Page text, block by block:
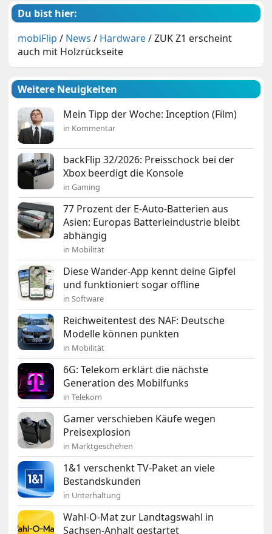
Du bist hier:
mobiFlip / News / Hardware/ZUK Z1 erscheint
auch mit Holzrückseite
Weitere Neuigkeiten
Mein Tipp der Woche: Inception (Film)
in Kommentar
backFlip 32/2026: Preisschock bei der
Xbox beerdigt die Konsole
in Gaming
77 Prozent der E-Auto-Batterien aus
Asien: Europas Batterieindustrie bleibt
abhängig
in Mobilität
Diese Wander-App kennt deine Gipfel
und funktioniert sogar offline
in Software
Reichweitentest des NAF: Deutsche
Modelle können punkten
in Mobilität
6G: Telekom erklärt die nächste
Generation des Mobilfunks
in Telekom
Gamer verschieben Käufe wegen
Preisexplosion
in Marktgeschehen
1&1 verschenkt TV-Paket an viele
Bestandskunden
in Unterhaltung
Wahl-O-Mat zur Landtagswahl in
Sachsen-Anhalt gestartet